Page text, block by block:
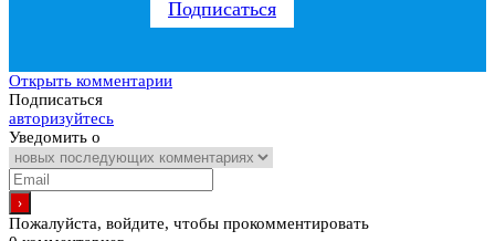
Подписаться
Открыть комментарии
Подписаться
авторизуйтесь
Уведомить о
Пожалуйста, войдите, чтобы прокомментировать